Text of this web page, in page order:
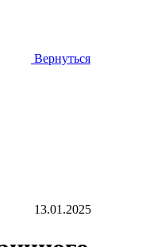
Вернуться
13.01.2025